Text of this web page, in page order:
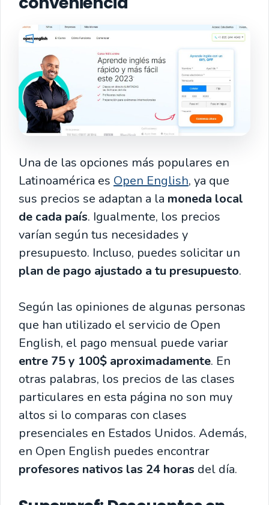
Una de las opciones más populares en
Latinoamérica es Open English, ya que
sus precios se adaptan a la moneda local
de cada país. Igualmente, los precios
varían según tus necesidades y
presupuesto. Incluso, puedes solicitar un
plan de pago ajustado a tu presupuesto.
Según las opiniones de algunas personas
que han utilizado el servicio de Open
English, el pago mensual puede variar
entre 75 y 100$ aproximadamente. En
otras palabras, los precios de las clases
particulares en esta página no son muy
altos si lo comparas con clases
presenciales en Estados Unidos. Además,
en Open English puedes encontrar
profesores nativos las 24 horas del día.